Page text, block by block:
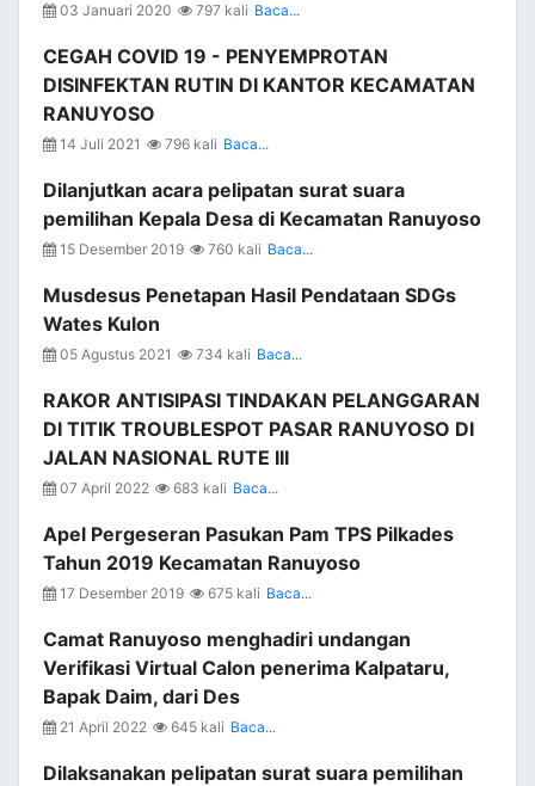
03 Januari 2020 797 kali Baca...
CEGAH COVID 19 - PENYEMPROTAN
DISINFEKTAN RUTIN DI KANTOR KECAMATAN
RANUYOSO
14 Juli 2021 796 kali Baca...
Dilanjutkan acara pelipatan surat suara
pemilihan Kepala Desa di Kecamatan Ranuyoso
15 Desember 2019 760 kali Baca...
Musdesus Penetapan Hasil Pendataan SDGs
Wates Kulon
05 Agustus 2021 734 kali Baca...
RAKOR ANTISIPASI TINDAKAN PELANGGARAN
DI TITIK TROUBLESPOT PASAR RANUYOSO DI
JALAN NASIONAL RUTE III
07 April 2022 683 kali Baca...
Apel Pergeseran Pasukan Pam TPS Pilkades
Tahun 2019 Kecamatan Ranuyoso
17 Desember 2019 675 kali Baca...
Camat Ranuyoso menghadiri undangan
Verifikasi Virtual Calon penerima Kalpataru,
Bapak Daim, dari Des
21 April 2022 645 kali Baca...
Dilaksanakan pelipatan surat suara pemilihan